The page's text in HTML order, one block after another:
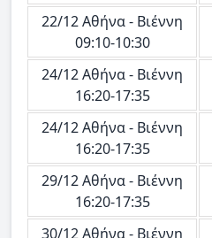
22/12 Αθήνα - Βιέννη
09:10-10:30
24/12 Αθήνα - Βιέννη
16:20-17:35
24/12 Αθήνα - Βιέννη
16:20-17:35
29/12 Αθήνα - Βιέννη
16:20-17:35
30/12 Αθήνα - Βιέννη